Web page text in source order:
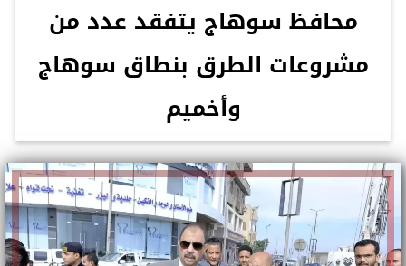
محافظ سوهاج يتفقد عدد من
مشروعات الطرق بنطاق سوهاج
وأخميم